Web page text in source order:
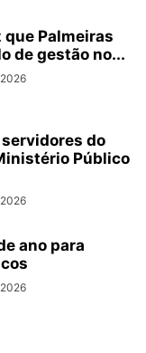
Palmeiras
de gestão no...
do
Público
ano para